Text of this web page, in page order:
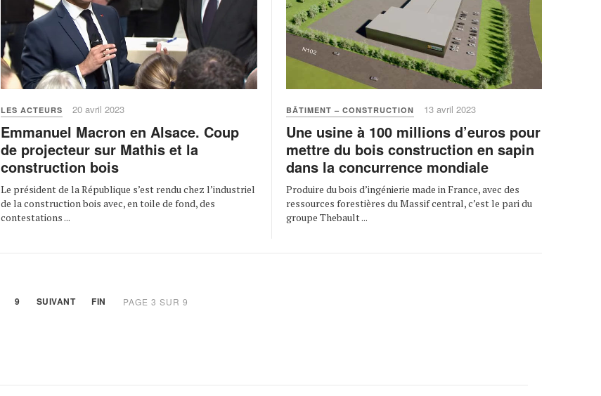
LES ACTEURS 20 avril 2023
Emmanuel Macron en Alsace. Coup
de projecteur sur Mathis et la
construction bois
Le président de la République s’est rendu chez l’industriel
de la construction bois avec, en toile de fond, des
contestations ...
BÂTIMENT – CONSTRUCTION 13 avril 2023
Une usine à 100 millions d’euros pour
mettre du bois construction en sapin
dans la concurrence mondiale
Produire du bois d’ingénierie made in France, avec des
ressources forestières du Massif central, c’est le pari du
groupe Thebault ...
PAGE 3 SUR 9
9 SUIVANT FIN